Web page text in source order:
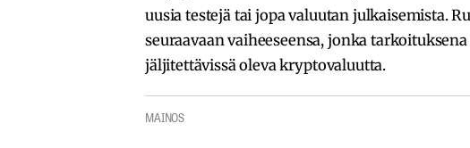
uusia testejä tai jopa valuutan julkaisemista.
seuraavaan vaiheeseensa, jonka
jäljitettävissä oleva kryptovaluutta.
MAINOS